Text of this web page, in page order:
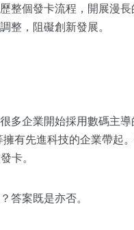
整個發卡流程，開展漫
整，阻礙創新發展。
多企業開始採用數碼主
有先進科技的企業帶起。
卡。
答案既是亦否。